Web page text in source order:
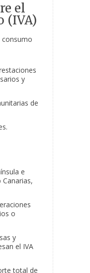
el
(IVA)
y
de
e
Canarias,
o
y
el IVA
total de